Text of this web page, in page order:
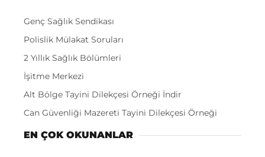
Genç Sağlık Sendikası
Polislik Mülakat Soruları
2 Yıllık Sağlık Bölümleri
İşitme Merkezi
Alt Bölge Tayini Dilekçesi Örneği İndir
Can Güvenliği Mazereti Tayini Dilekçesi Örneği
EN ÇOK OKUNANLAR